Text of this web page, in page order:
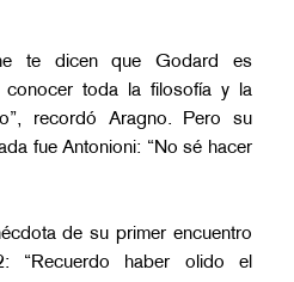
te dicen que Godard es
conocer toda la filosofía y la
recordó Aragno. Pero su
fue Antonioni: “No sé hacer
de su primer encuentro
“Recuerdo haber olido el